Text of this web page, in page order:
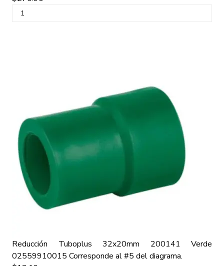
Reducción Tuboplus 32x20mm 200141 Verde
02559910015 Corresponde al #5 del diagrama.